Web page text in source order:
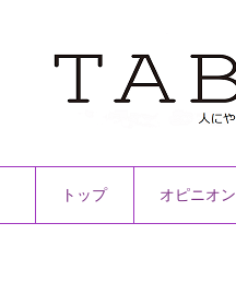
トップ オピニオン